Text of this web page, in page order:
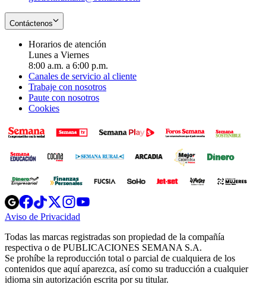
Contáctenos
Horarios de atención
Lunes a Viernes
8:00 a.m. a 6:00 p.m.
Canales de servicio al cliente
Trabaje con nosotros
Paute con nosotros
Cookies
Opens
in
new
Opens
in
new
Opens
in
new
window
Opens
new
windowwindow
Aviso de Privacidad
new
window
Todas las marcas registradas son propiedad de la compañía
respectiva o de PUBLICACIONES SEMANA S.A.
Se prohíbe la reproducción total o parcial de cualquiera de los
contenidos que aquí aparezca, así como su traducción a cualquier
idioma sin autorización escrita por su titular.